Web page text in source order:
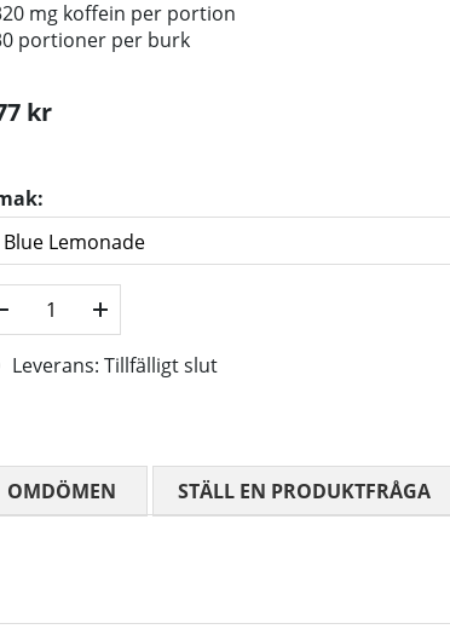
mg koffein per portion
portioner per burk
kr
Leverans: Tillfälligt slut
OMDÖMEN MEDELBETYG 0 AV 5 ANTAL BETYG 0
STÄLL EN PRODUKTFRÅGA